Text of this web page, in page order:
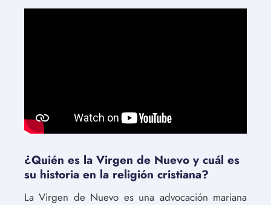
¿Quién es la Virgen de Nuevo y cuál es
su historia en la religión cristiana?
La Virgen de Nuevo es una advocación mariana